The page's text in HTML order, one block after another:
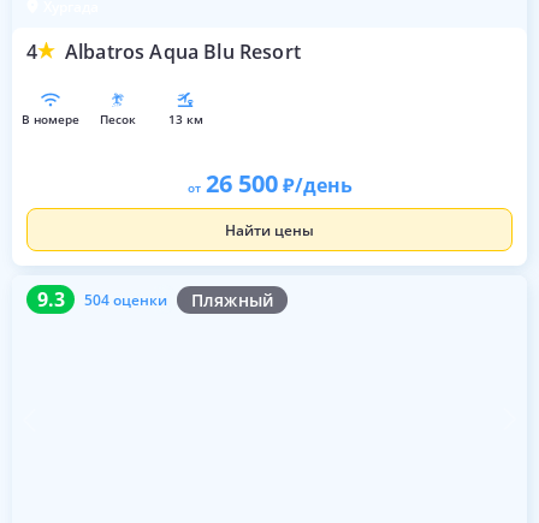
4 Albatros Aqua Blu Resort
в номере песок 13 км
от 26 500 /день
Найти цены
9.3 504 оценки Пляжный
9.3 504 оценки